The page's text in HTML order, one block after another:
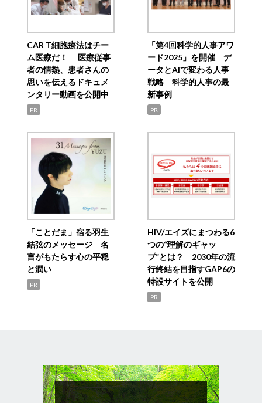
CAR T細胞療法はチー
ム医療だ！ 医療従事
者の情熱、患者さんの
思いを伝えるドキュメ
ンタリー動画を公開中
PR
「第4回科学的人事アワ
ード2025」を開催 デ
ータとAIで変わる人事
戦略 科学的人事の最
新事例
PR
「ことだま」宿る羽生
結弦のメッセージ 名
言がもたらす心の平穏
と潤い
PR
HIV/エイズにまつわる6
つの“理解のギャッ
プ”とは？ 2030年の流
行終結を目指すGAP6の
特設サイトを公開
PR